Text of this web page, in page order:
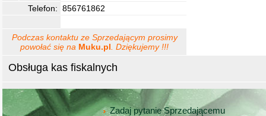
Obsługa kas fiskalnych
Zadaj pytanie Sprzedającemu
Telefon: 856761862
Podczas kontaktu ze Sprzedającym prosimy
powołać się na Muku.pl . Dziękujemy !!!